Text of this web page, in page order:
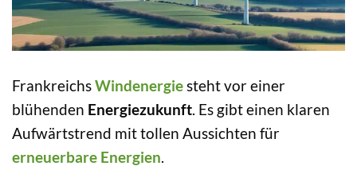
FrankreichsWindenergiesteht vor einer
blühenden Energiezukunft. Es gibt einen klaren
Aufwärtstrend mit tollen Aussichten für
erneuerbare Energien.